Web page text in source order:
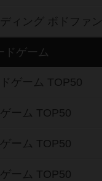
ィング ボドファン
ドゲーム
ゲーム TOP50
ーム TOP50
ーム TOP50
ーム TOP50